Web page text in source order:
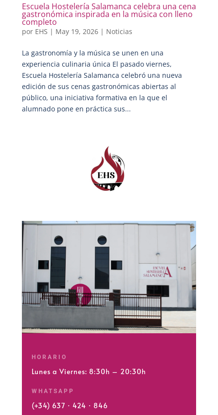
Escuela Hostelería Salamanca celebra una cena
gastronómica inspirada en la música con lleno
completo
por EHS | May 19, 2026| Noticias
La gastronomía y la música se unen en una
experiencia culinaria única El pasado viernes,
Escuela Hostelería Salamanca celebró una nueva
edición de sus cenas gastronómicas abiertas al
público, una iniciativa formativa en la que el
alumnado pone en práctica sus...
HORARIO
Lunes a Viernes: 8:30h – 20:30h
WHATSAPP
(+34) 637 · 424 · 846